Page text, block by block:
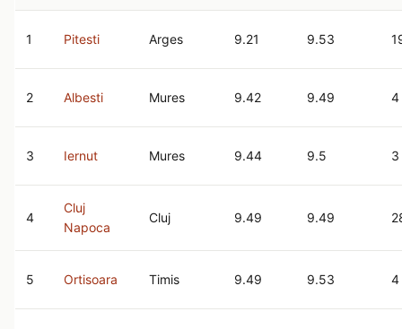
1 Pitesti Arges 9.21 9.53
2 Albesti Mures 9.42 9.49 4
3 Iernut Mures 9.44 9.5 3
4
Cluj
Napoca
Cluj 9.49 9.49
5 Ortisoara Timis 9.49 9.53 4